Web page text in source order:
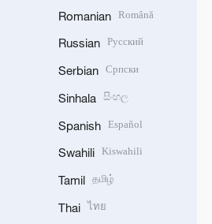
Romanian Română
Russian Русский
Serbian Српски
Sinhala සිංහල
Spanish Español
Swahili Kiswahili
Tamil தமிழ்
Thai ไทย